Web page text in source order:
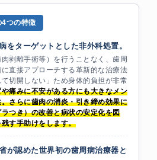
4つの特徴
をターゲットとした非外科処置。
剥離手術等）を行うことなく、歯周
直接アプローチする革新的な治療法
切開しない」ため身体的負担が非常
痛みに不安がある方にも大きなメン
さらに歯肉の消炎・引き締め効果に
つき）の改善と病状の安定化を図
す手助けをします。
が認めた世界初の歯周病治療器と